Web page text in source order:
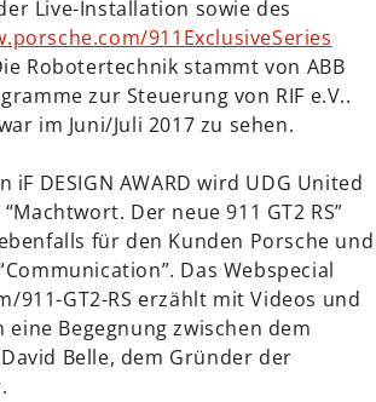
Live-Installation sowie des
911ExclusiveSeries
Robotertechnik stammt von ABB
zur Steuerung von RIF e.V..
im Juni/Juli 2017 zu sehen.
iF DESIGN AWARD wird UDG United
Der neue 911 GT2 RS”
für den Kunden Porsche und
Das Webspecial
911-GT2-RS erzählt mit Videos und
eine Begegnung zwischen dem
Belle, dem Gründer der